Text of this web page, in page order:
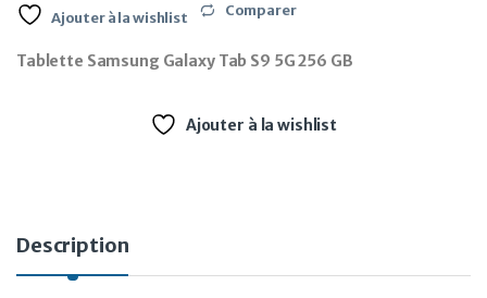
Ajouter à la wishlist Comparer
Tablette Samsung Galaxy Tab S9 5G 256 GB
Ajouter à la wishlist
Description